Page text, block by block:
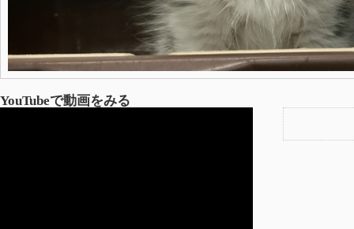
YouTubeで動画をみる